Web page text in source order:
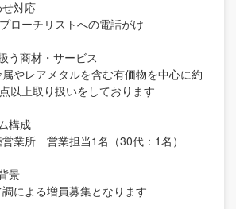
対応
ローチリストへの電話がけ
う商材・サービス
属やレアメタルを含む有価物を中心に約
以上取り扱いをしております
構成
営業所 営業担当1名（30代：1名）
景
による増員募集となります